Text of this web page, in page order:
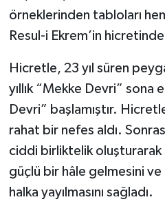
örneklerinden tabloları
Resul-i Ekrem’in
Hicretle, 23 yıl süren
yıllık “Mekke Devri” sona
Devri” başlamıştır.
rahat bir nefes aldı.
ciddi birliktelik
güçlü bir hâle gelmesini
halka yayılmasını sağladı.